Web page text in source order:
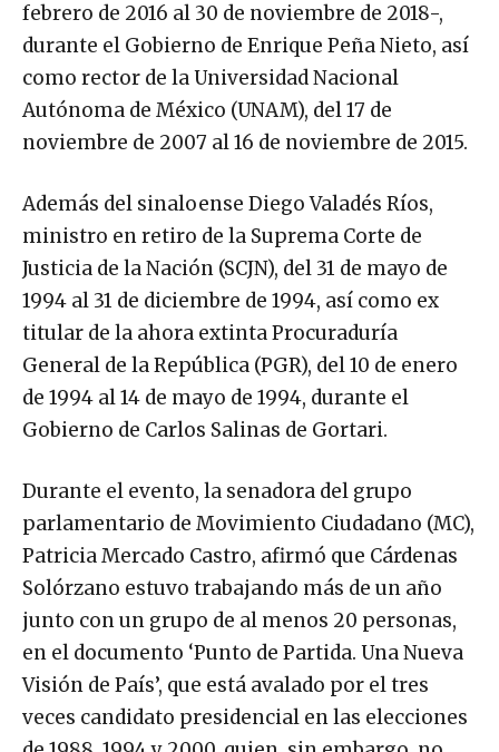
febrero de 2016 al 30 de noviembre de 2018-,
durante el Gobierno de Enrique Peña Nieto, así
como rector de la Universidad Nacional
Autónoma de México (UNAM), del 17 de
noviembre de 2007 al 16 de noviembre de 2015.
Además del sinaloense Diego Valadés Ríos,
ministro en retiro de la Suprema Corte de
Justicia de la Nación (SCJN), del 31 de mayo de
1994 al 31 de diciembre de 1994, así como ex
titular de la ahora extinta Procuraduría
General de la República (PGR), del 10 de enero
de 1994 al 14 de mayo de 1994, durante el
Gobierno de Carlos Salinas de Gortari.
Durante el evento, la senadora del grupo
parlamentario de Movimiento Ciudadano (MC),
Patricia Mercado Castro, afirmó que Cárdenas
Solórzano estuvo trabajando más de un año
junto con un grupo de al menos 20 personas,
en el documento ‘Punto de Partida. Una Nueva
Visión de País’, que está avalado por el tres
veces candidato presidencial en las elecciones